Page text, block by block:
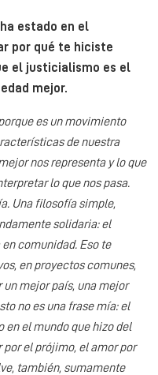
estado en el
por qué te hiciste
el justicialismo es el
mejor.
es un movimiento
de nuestra
nos representa y lo que
lo que nos pasa.
Una filosofía simple,
solidaria: el
comunidad. Eso te
en proyectos comunes,
un mejor país, una mejor
no es una frase mía: el
el mundo que hizo del
el prójimo, el amor por
también, sumamente